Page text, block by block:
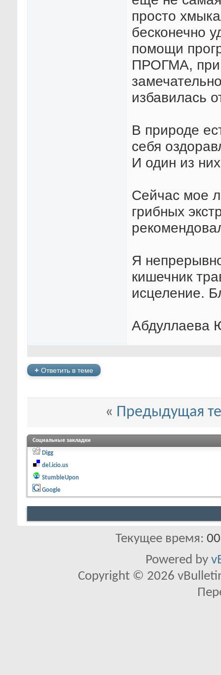
просто
бесконечно
помощи
ПРОГМА, при
избавилась
В природе
себя
И один из
Сейчас мое
грибных
Я
кишечник
исцеление.
Абдуллаева
+ Ответить в теме
« Предыдущая
Социальные закладки
Digg
del.icio.us
StumbleUpon
Google
Текущее время:
Powered by
Copyright © 2026